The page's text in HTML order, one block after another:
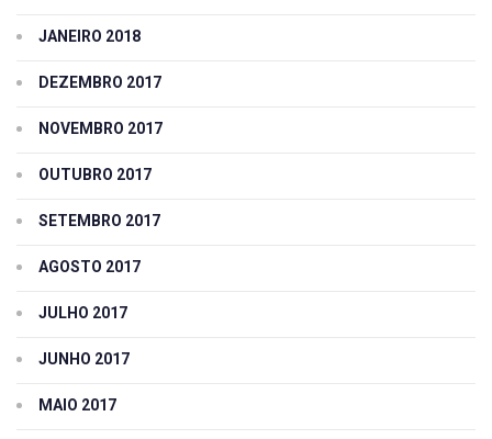
JANEIRO 2018
DEZEMBRO 2017
NOVEMBRO 2017
OUTUBRO 2017
SETEMBRO 2017
AGOSTO 2017
JULHO 2017
JUNHO 2017
MAIO 2017